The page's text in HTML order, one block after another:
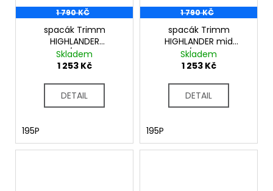
1 790 KČ
spacák Trimm
HIGHLANDER
olivová/tm. šedá
Skladem
1 253 Kč
DETAIL
195P
1 790 KČ
spacák Trimm
HIGHLANDER mid
blue/sea blue
Skladem
1 253 Kč
DETAIL
195P